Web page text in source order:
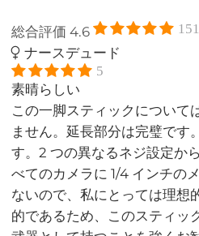
総合評価4.6 151
ナースデュード
5
素晴らしい
この一脚スティックについて
ません。延長部分は完璧です
す。2 つの異なるネジ設定か
べてのカメラに 1/4 インチの
ないので、私にとっては理想
的であるため、このスティッ